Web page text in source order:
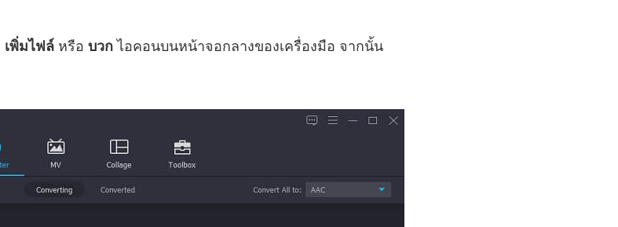
เพิ่มไฟล์ หรือ บวก ไอคอนบนหน้าจอกลางของเครื่องมือ จากนั้น